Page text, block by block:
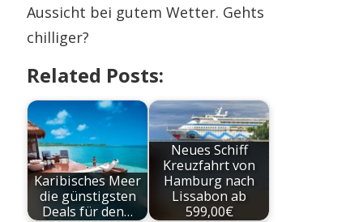
Aussicht bei gutem Wetter. Gehts
chilliger?
Related Posts:
Karibisches Meer
die günstigsten
Deals für den…
Neues Schiff
Kreuzfahrt von
Hamburg nach
Lissabon ab
599,00€